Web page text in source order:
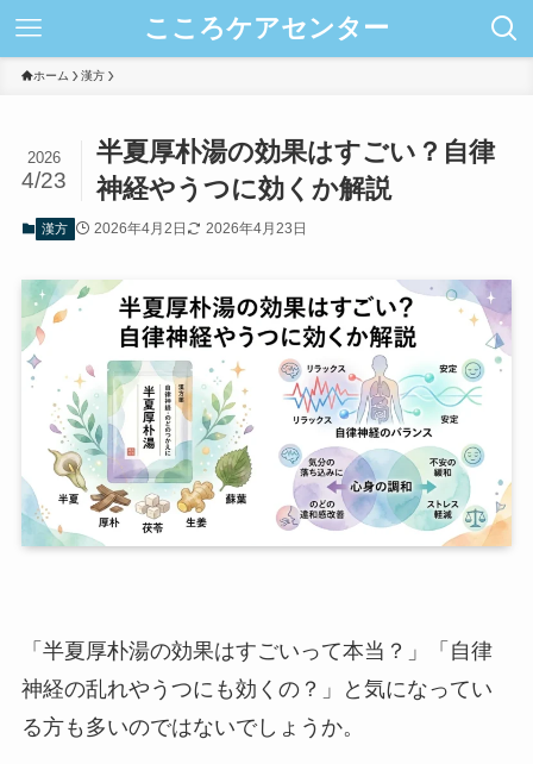
こころケアセンター
ホーム 漢方
半夏厚朴湯の効果はすごい？自律
神経やうつに効くか解説
2026
4/23
漢方 2026年4月2日 2026年4月23日
「半夏厚朴湯の効果はすごいって本当？」「自律
神経の乱れやうつにも効くの？」と気になってい
る方も多いのではないでしょうか。